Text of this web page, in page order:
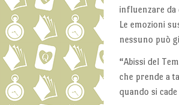
influenzare da
Le emozioni
nessuno può
“Abissi del
che prende a
quando si